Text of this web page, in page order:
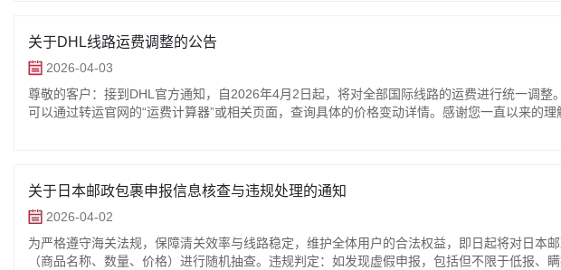
关于DHL线路运费调整的公告
2026-04-03
尊敬的客户：接到DHL官方通知，自2026年4月2日起，将对全部国际线路的运费进行统一调
可以通过转运官网的“运费计算器”或相关页面，查询具体的价格变动详情。感谢您一直以来的
关于日本邮政包裹申报信息核查与违规处理的通知
2026-04-02
为严格遵守海关法规，保障清关效率与线路稳定，维护全体用户的合法权益，即日起将对日
（商品名称、数量、价格）进行随机抽查。违规判定：如发现虚假申报，包括但不限于低报